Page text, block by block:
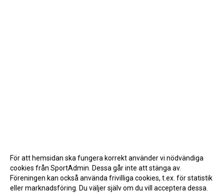
För att hemsidan ska fungera korrekt använder vi nödvändiga
cookies från SportAdmin. Dessa går inte att stänga av.
Föreningen kan också använda frivilliga cookies, t.ex. för statistik
eller marknadsföring. Du väljer själv om du vill acceptera dessa.